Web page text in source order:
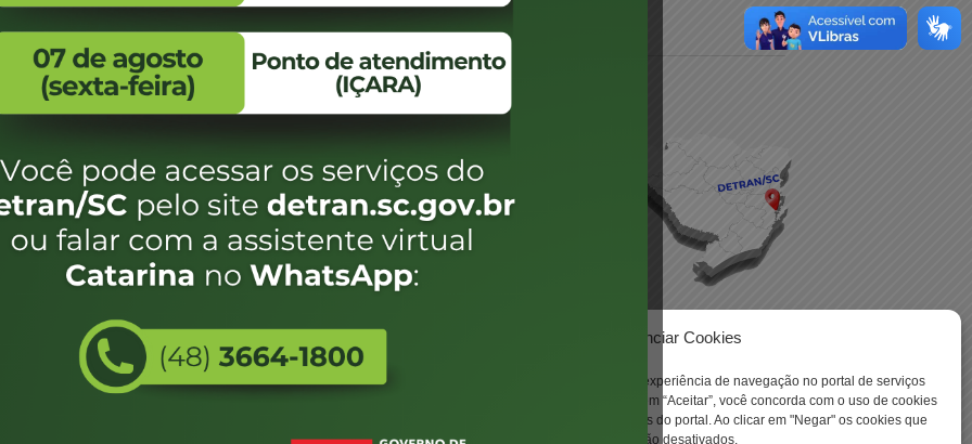
Gerenciar Cookies
Utilizamos cookies para aprimorar sua experiência de navegação no portal de serviços
do estado de Santa Catarina. Ao clicar em “Aceitar”, você concorda com o uso de cookies
e terá acesso a todas as funcionalidades do portal. Ao clicar em "Negar" os cookies que
não forem estritamente necessários serão desativados.
FALE CONOSCO
WhatsApp:
(48) 3664-1800
ENDEREÇO
Endereço:
Av. Almirante Tamandaré
Coqueiros, Florianópolis
SC
CEP:
88.080-160
SC - Governo de Santa Catarina |Desenvolvimento -